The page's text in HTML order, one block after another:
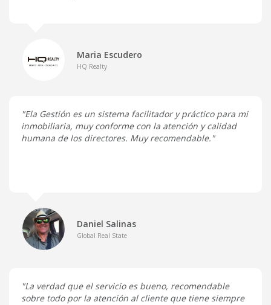
Maria Escudero
HQ Realty
"Ela Gestión es un sistema facilitador y práctico para mi
inmobiliaria, muy conforme con la atención y calidad
humana de los directores. Muy recomendable."
Daniel Salinas
Global Real State
"La verdad que el servicio es bueno, recomendable
sobre todo por la atención al cliente que tiene siempre